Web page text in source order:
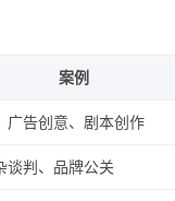
案例
广告创意、剧本创作
谈判、品牌公关